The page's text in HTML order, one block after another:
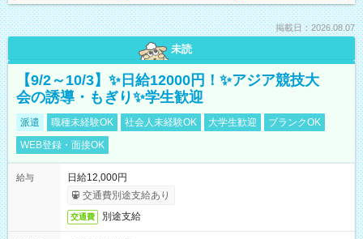
掲載日：2026.08.07
未読
【9/2～10/3】✨日給12000円！✨アジア競技大
会の誘導・もぎり✨学生歓迎
派遣 職種未経験OK 社会人未経験OK 大学生歓迎
ブランクOK
WEB登録・面接OK
給与
日給12,000円
交通費別途支給あり
交通費 別途支給